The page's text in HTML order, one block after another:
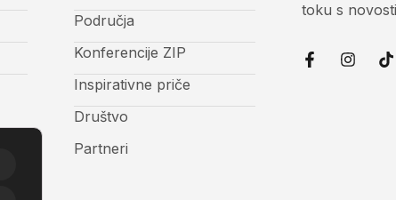
Područja
Konferencije ZIP
Inspirativne priče
Društvo
Partneri
toku s